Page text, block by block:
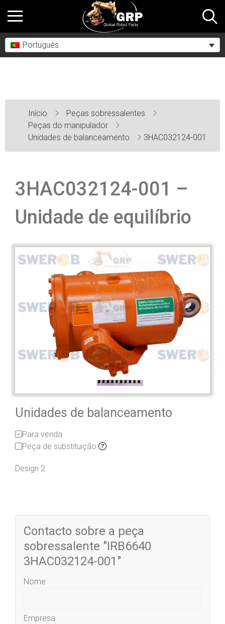
Português
Início
Peças sobressalentes
Peças do manipulador
Unidades de balanceamento
3HAC032124-001
3HAC032124-001 –
Unidade de equilíbrio
Unidades de balanceamento
Para venda
Peça de substituição
Design 2
Contacto sobre a peça
sobressalente "IRB6640
3HAC032124-001"
Nome
Empresa